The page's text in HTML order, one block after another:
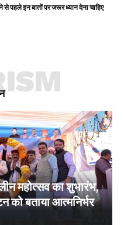
से पहले इन बातों पर जरूर ध्यान देना चाहिए
महोत्सव का शुभारंभ,
को बताया आत्मनिर्भर